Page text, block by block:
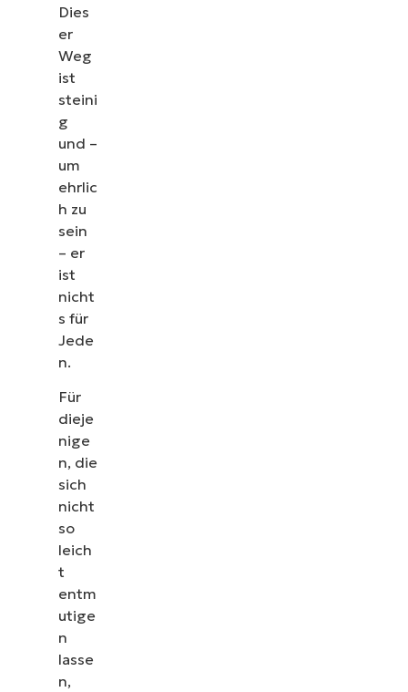
Dies
er
Weg
ist
steini
g
und –
um
ehrlic
h zu
sein
– er
ist
nicht
s für
Jede
n.
Für
dieje
nige
n, die
sich
nicht
so
leich
t
entm
utige
n
lasse
n,